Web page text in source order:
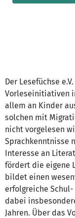
Der Lesefüchse
Vorleseinitiativen
allem an Kinder
solchen mit
nicht vorgelesen
Sprachkenntnisse
Interesse an
fördert die eigene
bildet einen
erfolgreiche
dabei
Jahren. Über das